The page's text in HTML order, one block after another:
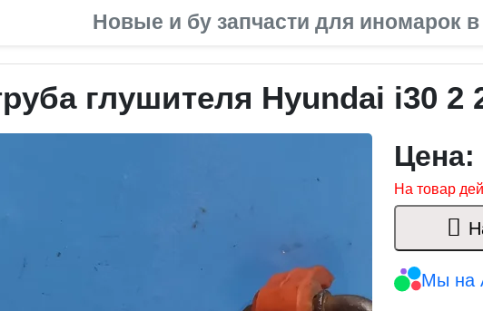
Новые и бу запчасти для иномарок
глушителя Hyundai i30 2
Цена:
На товар
Мы на